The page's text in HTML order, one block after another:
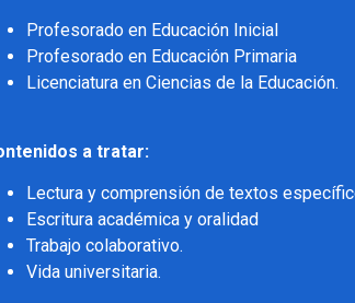
Profesorado en Educación Inicial
Profesorado en Educación Primaria
Licenciatura en Ciencias de la Educación.
a tratar:
Lectura y comprensión de textos
Escritura académica y oralidad
Trabajo colaborativo.
Vida universitaria.